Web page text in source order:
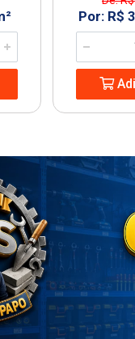
Por: R$